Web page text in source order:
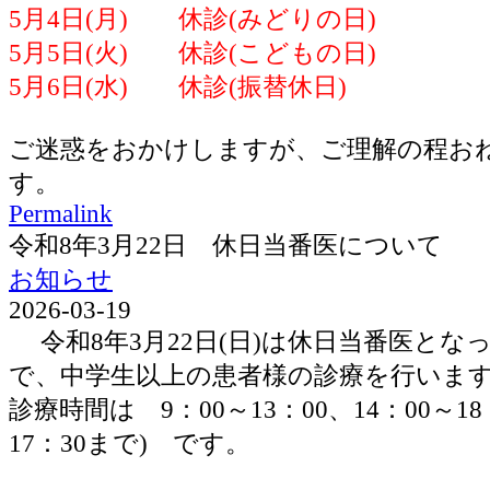
5月4日(月) 休診(みどりの日)
5月5日(火) 休診(こどもの日)
5月6日(水) 休診(振替休日)
ご迷惑をおかけしますが、ご理解の程お
す。
Permalink
令和8年3月22日 休日当番医について
お知らせ
2026-03-19
令和8年3月22日(日)は休日当番医とな
で、中学生以上の患者様の診療を行いま
診療時間は 9：00～13：00、14：00～
17：30まで) です。